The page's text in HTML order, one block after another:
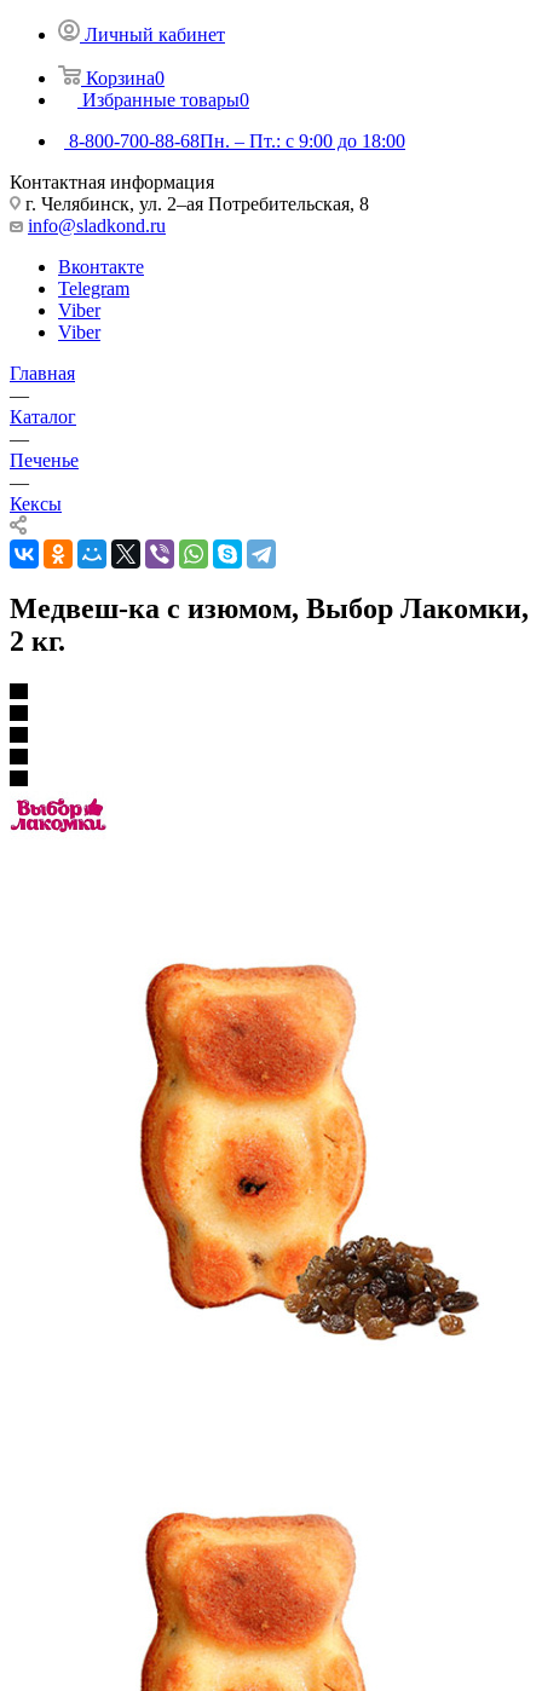
Личный кабинет
Корзина0
Избранные товары0
8-800-700-88-68Пн. – Пт.: с 9:00 до 18:00
Контактная информация
г. Челябинск, ул. 2–ая Потребительская, 8
info@sladkond.ru
Вконтакте
Telegram
Viber
Viber
Главная
—
Каталог
—
Печенье
—
Кексы
Медвеш-ка с изюмом, Выбор Лакомки,
2 кг.